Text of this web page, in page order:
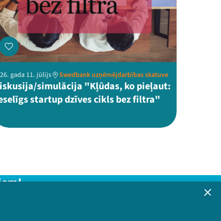
gada 11. jūlijs Swedbank uzņēmējdarbības skatuve
simulācija "Kļūdas, ko pieļaut:
startup dzīves cikls bez filtra"